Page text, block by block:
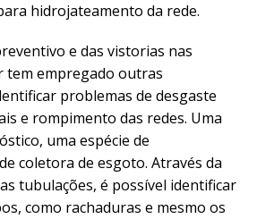
hidrojateamento da rede.
e das vistorias nas
tem empregado outras
problemas de desgaste
e rompimento das redes. Uma
uma espécie de
coletora de esgoto. Através da
tubulações, é possível identificar
como rachaduras e mesmo os